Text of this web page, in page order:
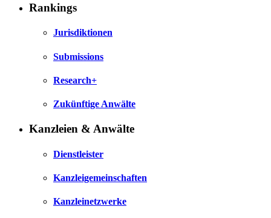
Rankings
Jurisdiktionen
Submissions
Research+
Zukünftige Anwälte
Kanzleien & Anwälte
Dienstleister
Kanzleigemeinschaften
Kanzleinetzwerke